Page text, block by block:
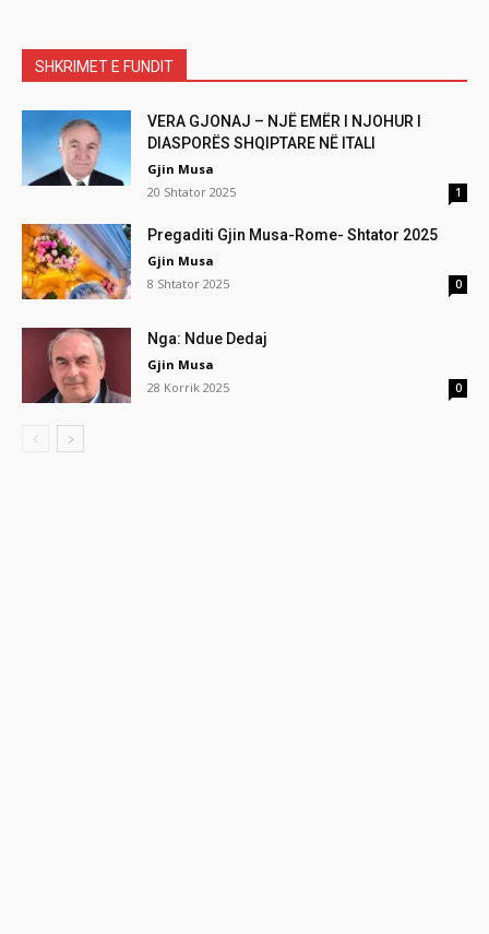
SHKRIMET E FUNDIT
VERA GJONAJ – NJË EMËR I NJOHUR I
DIASPORËS SHQIPTARE NË ITALI
Gjin Musa
20 Shtator 2025
1
Pregaditi Gjin Musa-Rome- Shtator 2025
Gjin Musa
8 Shtator 2025
0
Nga: Ndue Dedaj
Gjin Musa
28 Korrik 2025
0